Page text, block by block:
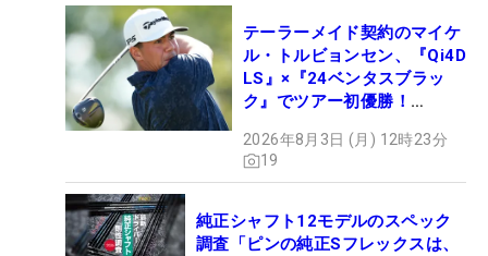
テーラーメイド契約のマイケ
ル・トルビョンセン、『Qi4D
LS』×『24ベンタスブラッ
ク』でツアー初優勝！
2026年8月3日 (月) 12時23分
19
純正シャフト12モデルのスペック
調査「ピンの純正Sフレックスは、